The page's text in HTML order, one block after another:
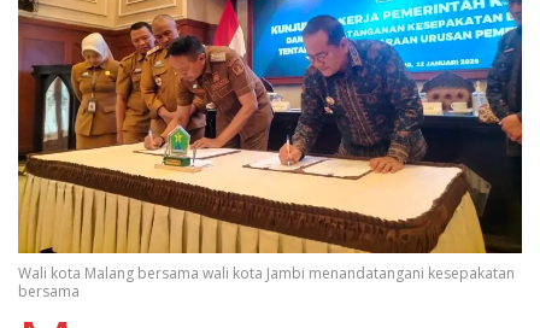
Wali kota Malang bersama wali kota Jambi menandatangani kesepakatan
bersama